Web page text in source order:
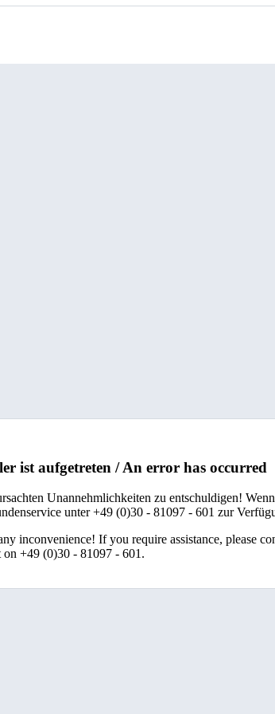
ist aufgetreten / An error has occurred
Unannehmlichkeiten zu entschuldigen!
unter +49 (0)30 - 81097 - 601 zur
inconvenience! If you require assistance, please
on +49 (0)30 - 81097 - 601.